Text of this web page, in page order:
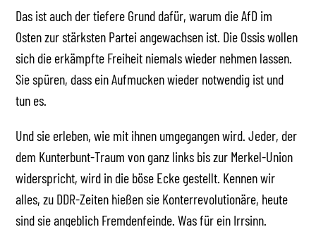
Das ist auch der tiefere Grund dafür, warum die AfD im
Osten zur stärksten Partei angewachsen ist. Die Ossis wollen
sich die erkämpfte Freiheit niemals wieder nehmen lassen.
Sie spüren, dass ein Aufmucken wieder notwendig ist und
tun es.
Und sie erleben, wie mit ihnen umgegangen wird. Jeder, der
dem Kunterbunt-Traum von ganz links bis zur Merkel-Union
widerspricht, wird in die böse Ecke gestellt. Kennen wir
alles, zu DDR-Zeiten hießen sie Konterrevolutionäre, heute
sind sie angeblich Fremdenfeinde. Was für ein Irrsinn.